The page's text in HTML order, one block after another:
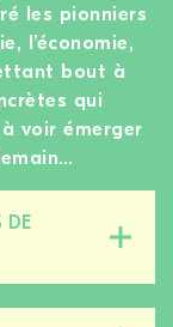
les pionniers
l’économie,
bout à
qui
voir émerger
DE